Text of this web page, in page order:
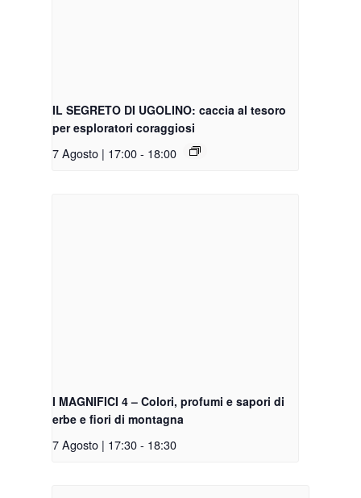
IL SEGRETO DI UGOLINO: caccia al tesoro
per esploratori coraggiosi
7 Agosto | 17:00- 18:00
I MAGNIFICI 4 – Colori, profumi e sapori di
erbe e fiori di montagna
7 Agosto | 17:30- 18:30